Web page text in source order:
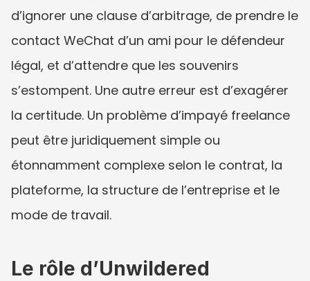
d’ignorer une clause d’arbitrage, de prendre le
contact WeChat d’un ami pour le défendeur
légal, et d’attendre que les souvenirs
s’estompent. Une autre erreur est d’exagérer
la certitude. Un problème d’impayé freelance
peut être juridiquement simple ou
étonnamment complexe selon le contrat, la
plateforme, la structure de l’entreprise et le
mode de travail.
Le rôle d’Unwildered